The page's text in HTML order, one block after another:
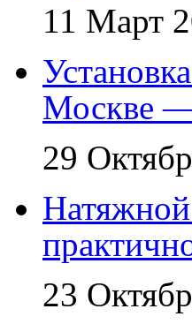
11 Март
Москве
29
23